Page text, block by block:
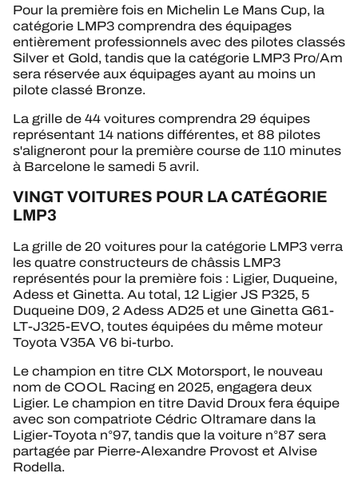
Pour la première fois en Michelin Le Mans Cup, la
catégorie LMP3 comprendra des équipages
entièrement professionnels avec des pilotes classés
Silver et Gold, tandis que la catégorie LMP3 Pro/Am
sera réservée aux équipages ayant au moins un
pilote classé Bronze.
La grille de 44 voitures comprendra 29 équipes
représentant 14 nations différentes, et 88 pilotes
s'aligneront pour la première course de 110 minutes
à Barcelone le samedi 5 avril.
VINGT VOITURES POUR LA CATÉGORIE
LMP3
La grille de 20 voitures pour la catégorie LMP3 verra
les quatre constructeurs de châssis LMP3
représentés pour la première fois : Ligier, Duqueine,
Adess et Ginetta. Au total, 12 Ligier JS P325, 5
Duqueine D09, 2 Adess AD25 et une Ginetta G61-
LT-J325-EVO, toutes équipées du même moteur
Toyota V35A V6 bi-turbo.
Le champion en titre CLX Motorsport, le nouveau
nom de COOL Racing en 2025, engagera deux
Ligier. Le champion en titre David Droux fera équipe
avec son compatriote Cédric Oltramare dans la
Ligier-Toyota n°97, tandis que la voiture n°87 sera
partagée par Pierre-Alexandre Provost et Alvise
Rodella.